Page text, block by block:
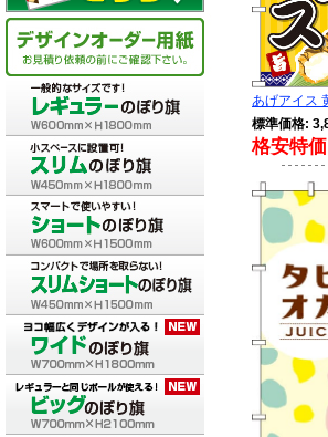
あげアイス
標準価格:
格安特